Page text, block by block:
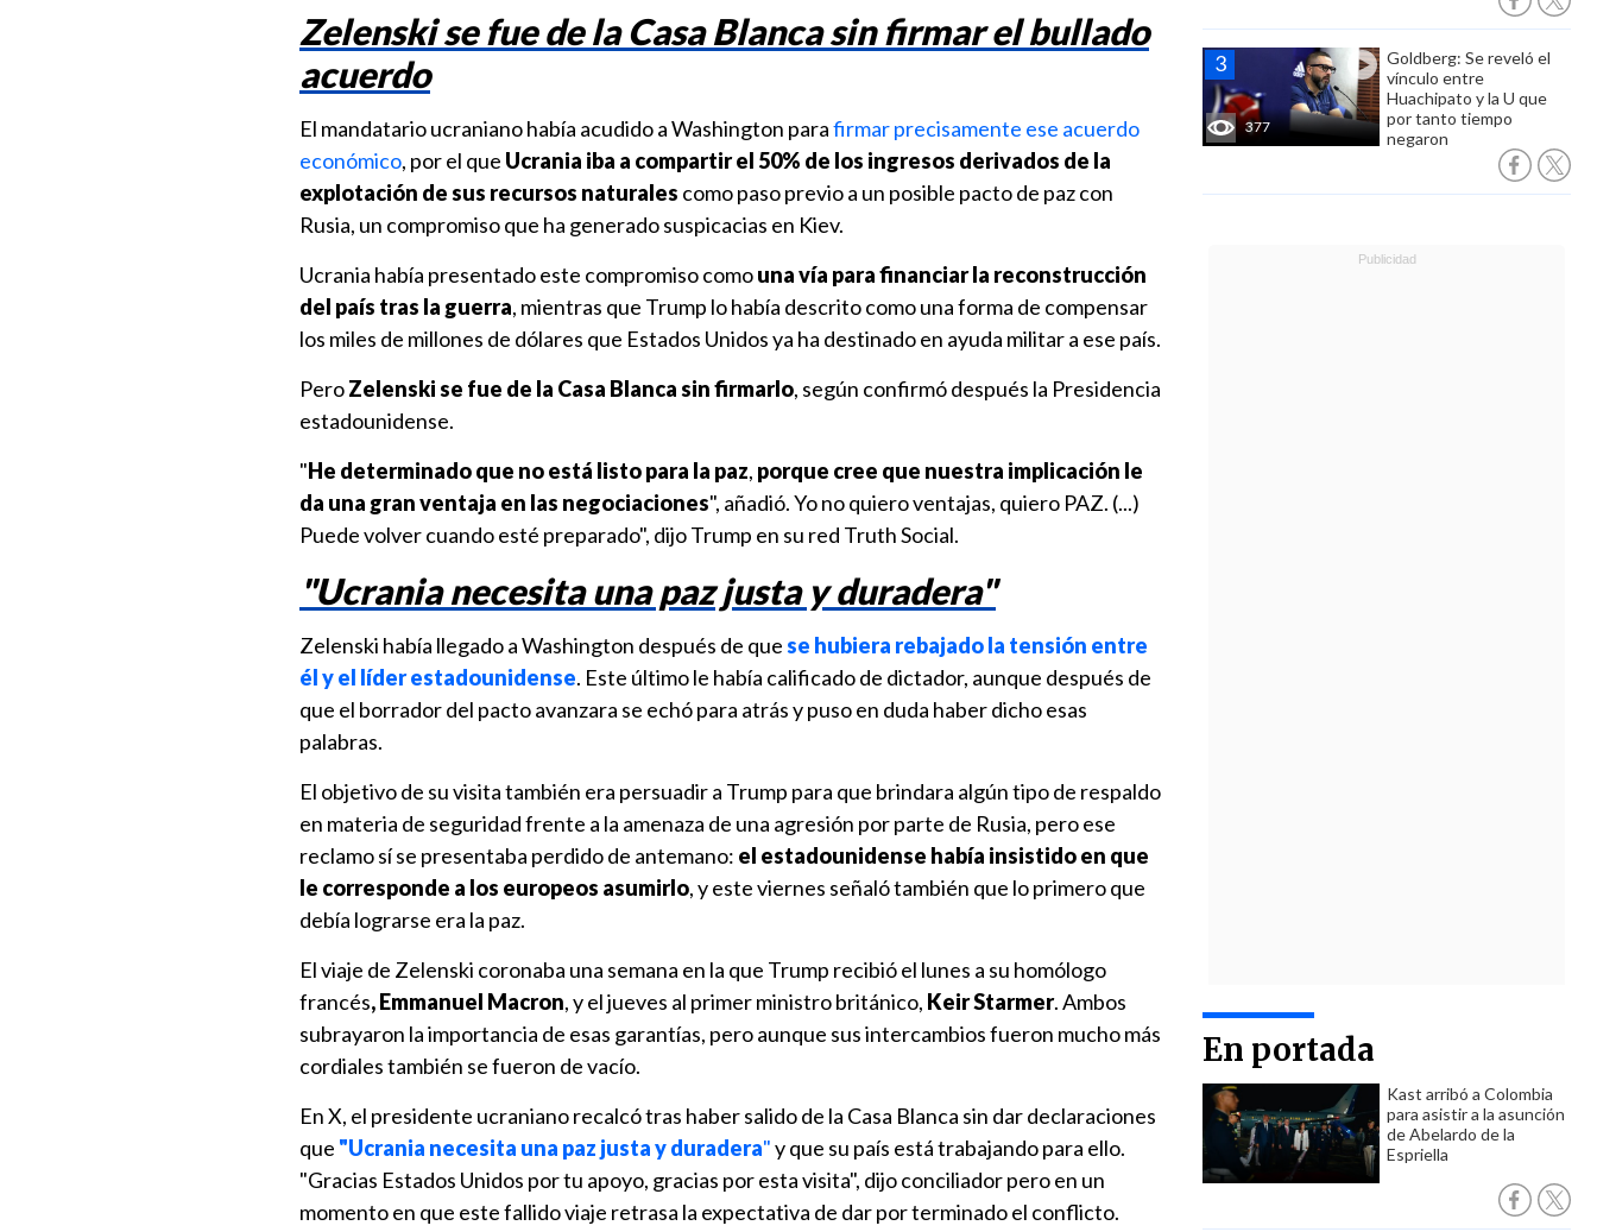
377
Goldberg: Se reveló el
vínculo entre
Huachipato y la U que
por tanto tiempo
negaron
En portada
Kast arribó a Colombia
para asistir a la asunción
de Abelardo de la
Espriella
Zelenski se fue de la Casa Blanca sin firmar el bullado
acuerdo
El mandatario ucraniano había acudido a Washington parafirmar precisamente ese acuerdo
económico, por el que Ucrania iba a compartir el 50% de los ingresos derivados de la
explotación de sus recursos naturales como paso previo a un posible pacto de paz con
Rusia, un compromiso que ha generado suspicacias en Kiev.
Ucrania había presentado este compromiso comouna vía para financiar la reconstrucción
del país tras la guerra, mientras que Trump lo había descrito como una forma de compensar
los miles de millones de dólares que Estados Unidos ya ha destinado en ayuda militar a ese país.
PeroZelenski se fue de la Casa Blanca sin firmarlo, según confirmó después la Presidencia
estadounidense.
"He determinado que no está listo para la paz, porque cree que nuestra implicación le
da una gran ventaja en las negociaciones", añadió. Yo no quiero ventajas, quiero PAZ. (...)
Puede volver cuando esté preparado", dijo Trump en su red Truth Social.
"Ucrania necesita una paz justa y duradera"
Zelenski había llegado a Washington después de quese hubiera rebajado la tensión entre
él y el líder estadounidense. Este último le había calificado de dictador, aunque después de
que el borrador del pacto avanzara se echó para atrás y puso en duda haber dicho esas
palabras.
El objetivo de su visita también era persuadir a Trump para que brindara algún tipo de respaldo
en materia de seguridad frente a la amenaza de una agresión por parte de Rusia, pero ese
reclamo sí se presentaba perdido de antemano: el estadounidense había insistido en que
le corresponde a los europeos asumirlo, y este viernes señaló también que lo primero que
debía lograrse era la paz.
El viaje de Zelenski coronaba una semana en la que Trump recibió el lunes a su homólogo
francés, Emmanuel Macron, y el jueves al primer ministro británico, Keir Starmer. Ambos
subrayaron la importancia de esas garantías, pero aunque sus intercambios fueron mucho más
cordiales también se fueron de vacío.
En X, el presidente ucraniano recalcó tras haber salido de la Casa Blanca sin dar declaraciones
que "Ucrania necesita una paz justa y duradera"y que su país está trabajando para ello.
"Gracias Estados Unidos por tu apoyo, gracias por esta visita", dijo conciliador pero en un
momento en que este fallido viaje retrasa la expectativa de dar por terminado el conflicto.